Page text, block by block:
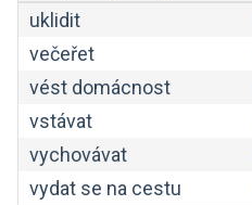
uklidit
večeřet
vést domácnost
vstávat
vychovávat
vydat se na cestu